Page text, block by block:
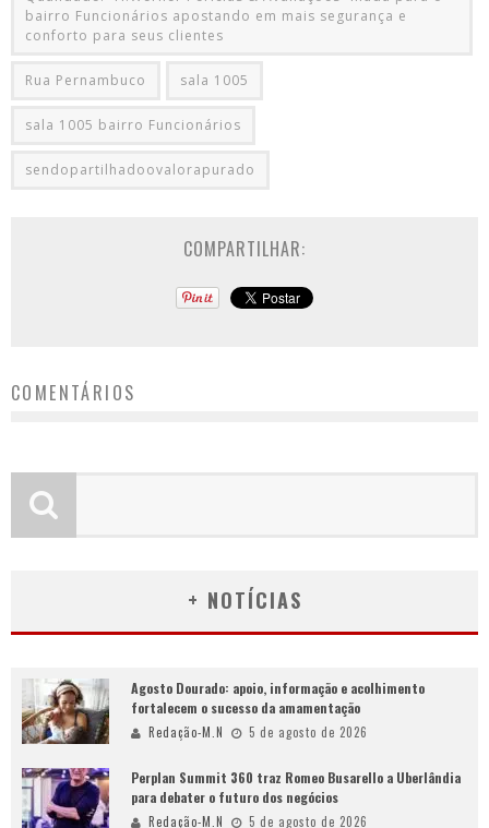
bairro Funcionários apostando em mais segurança e
conforto para seus clientes
Rua Pernambuco sala 1005
sala 1005 bairro Funcionários
sendopartilhadoovalorapurado
COMPARTILHAR:
COMENTÁRIOS
+ NOTÍCIAS
Agosto Dourado: apoio, informação e acolhimento
fortalecem o sucesso da amamentação
Redação-M.N 5 de agosto de 2026
Perplan Summit 360 traz Romeo Busarello a Uberlândia
para debater o futuro dos negócios
Redação-M.N 5 de agosto de 2026